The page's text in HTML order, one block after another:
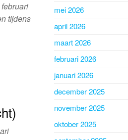
tijdens
mei 2026
april 2026
maart 2026
februari 2026
januari 2026
december 2025
november 2025
oktober 2025